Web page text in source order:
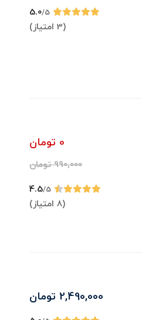
5.0/5
(3 امتیاز)
0 تومان
990,000 تومان
4.5/5
(8 امتیاز)
2,490,000 تومان